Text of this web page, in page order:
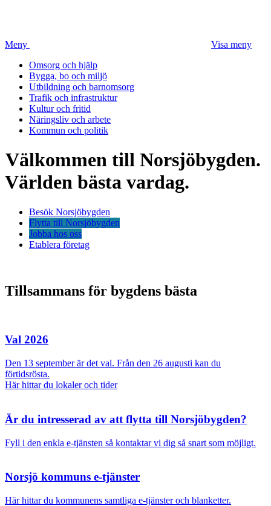
Meny
Visa meny
Omsorg och hjälp
Bygga, bo och miljö
Utbildning och barnomsorg
Trafik och infrastruktur
Kultur och fritid
Näringsliv och arbete
Kommun och politik
Välkommen till Norsjöbygden.
Världen bästa vardag.
Besök Norsjöbygden
Flytta till Norsjöbygden
Jobba hos oss
Etablera företag
Tillsammans för bygdens bästa
Val 2026
Den 13 september är det val. Från den 26 augusti kan du
förtidsrösta.
Här hittar du lokaler och tider
Är du intresserad av att flytta till Norsjöbygden?
Fyll i den enkla e-tjänsten så kontaktar vi dig så snart som möjligt.
Norsjö kommuns e-tjänster
Här hittar du kommunens samtliga e-tjänster och blanketter.